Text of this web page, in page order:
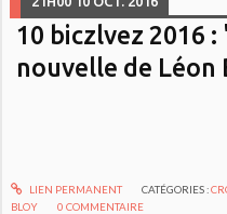
10 biczlvez 2016
nouvelle de Léon
LIEN PERMANENT CATÉGORIES :
BLOY
0 COMMENTAIRE